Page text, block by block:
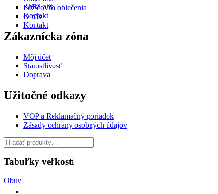
Požičovňa oblečenia
O nás
Kontakt
ZhikLabs
Kontakt
Zákaznícka zóna
Môj účet
Starostlivosť
Doprava
Užitočné odkazy
VOP a Reklamačný poriadok
Zásady ochrany osobných údajov
Tabuľky veľkostí
Obuv